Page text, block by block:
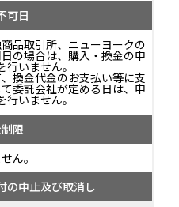
可日
品取引所、ニューヨークの
の場合は、購入・換金の申
いません。
換金代金のお支払い等に支
委託会社が定める日は、申
いません。
限
ん。
の中止及び取消し